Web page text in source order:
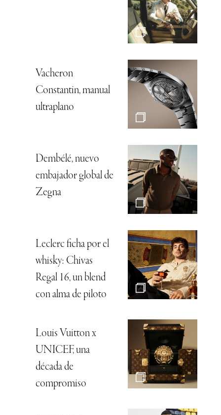
Vacheron
Constantin, manual
ultraplano
Dembélé, nuevo
embajador global de
Zegna
Leclerc ficha por el
whisky: Chivas
Regal 16, un blend
con alma de piloto
Louis Vuitton x
UNICEF, una
década de
compromiso